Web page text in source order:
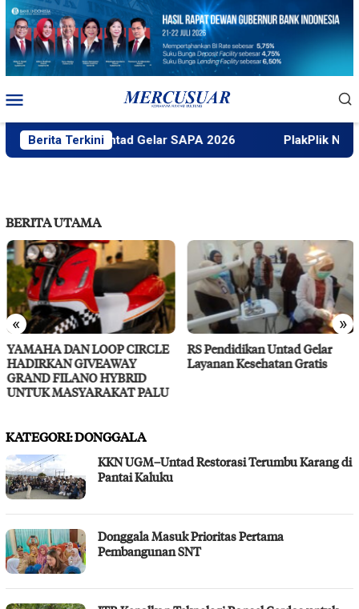
Loncat
konten
Mobile
Berita Terkini
Faktek Untad Gelar SAPA 2026 PlakPlik Ngataku
BERITA UTAMA
« »
YAMAHA DAN LOOP CIRCLE
HADIRKAN GIVEAWAY
GRAND FILANO HYBRID
UNTUK MASYARAKAT PALU
RS Pendidikan Untad Gelar
Layanan Kesehatan Gratis
KATEGORI:DONGGALA
KKN UGM–Untad Restorasi Terumbu Karang di
Pantai Kaluku
Donggala Masuk Prioritas Pertama
Pembangunan SNT